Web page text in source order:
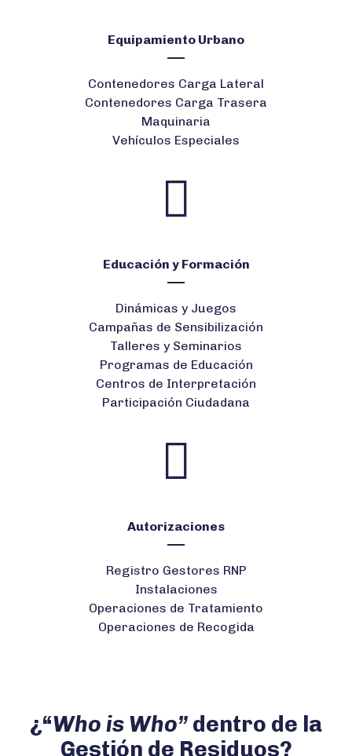
Equipamiento Urbano
Contenedores Carga Lateral
Contenedores Carga Trasera
Maquinaria
Vehículos Especiales
Educación y Formación
Dinámicas y Juegos
Campañas de Sensibilización
Talleres y Seminarios
Programas de Educación
Centros de Interpretación
Participación Ciudadana
Autorizaciones
Registro Gestores RNP
Instalaciones
Operaciones de Tratamiento
Operaciones de Recogida
¿“Who is Who” dentro de la
Gestión de Residuos?